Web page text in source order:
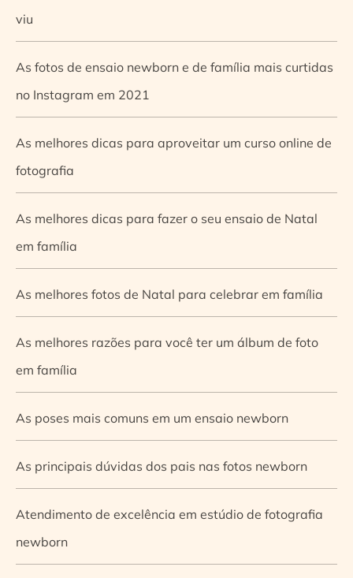
viu
As fotos de ensaio newborn e de família mais curtidas
no Instagram em 2021
As melhores dicas para aproveitar um curso online de
fotografia
As melhores dicas para fazer o seu ensaio de Natal
em família
As melhores fotos de Natal para celebrar em família
As melhores razões para você ter um álbum de foto
em família
As poses mais comuns em um ensaio newborn
As principais dúvidas dos pais nas fotos newborn
Atendimento de excelência em estúdio de fotografia
newborn